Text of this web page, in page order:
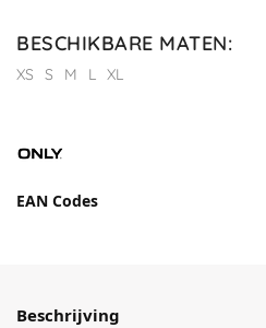
BESCHIKBARE MATEN:
XS S M L XL
EAN Codes
Beschrijving